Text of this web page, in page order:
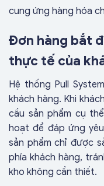
cung ứng hàng hóa
Đơn hàng bắt
thực tế của
Hệ thống Pull
khách hàng. Khi
cầu sản phẩm cụ
hoạt để đáp ứng
sản phẩm chỉ được
phía khách hàng,
kho không cần thiết.